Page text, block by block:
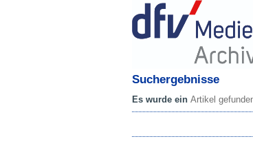
Suchergebnisse
Es wurde ein Artikel